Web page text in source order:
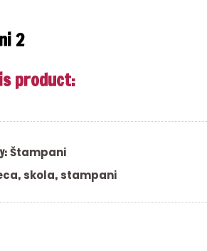
2
product:
Štampani
, skola, stampani